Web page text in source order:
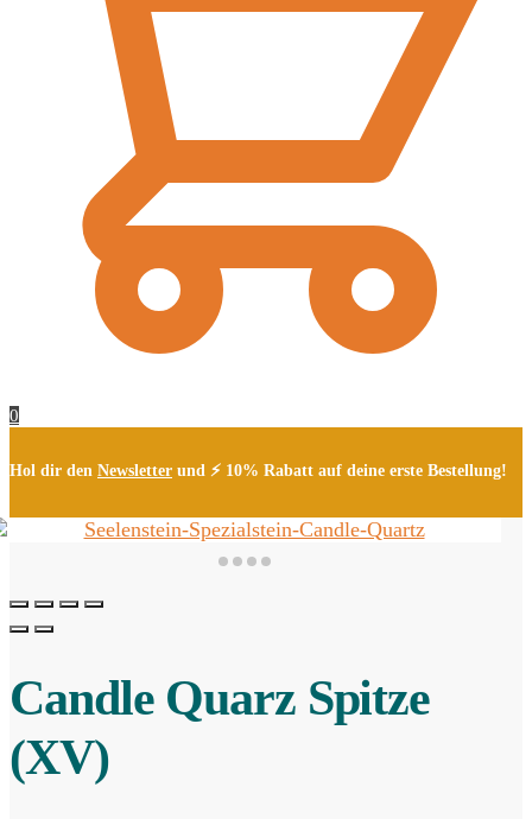
0
Hol dir den Newsletter und ⚡ 10% Rabatt auf deine erste Bestellung!
Candle Quarz Spitze
(XV)